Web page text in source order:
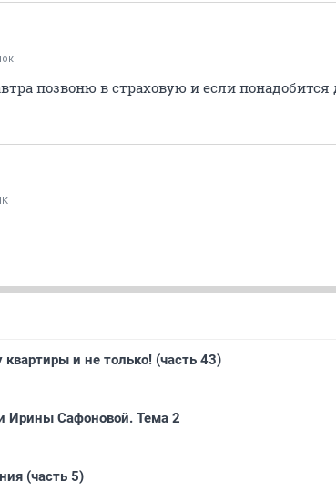
позвоню в страховую и если
и не только! (часть 43)
Ирины Сафоновой. Тема 2
(часть 5)